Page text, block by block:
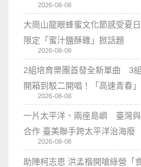
2026-08-08
大崗山龍眼蜂蜜文化節感受夏
限定「蜜汁鹽酥雞」掀話題
2026-08-08
2組培育樂團首發全新單曲 3
開箱到駁二開唱！「高速青春
2026-08-08
一片太平洋、兩座島嶼 臺灣
合作 臺美聯手跨太平洋治海廢
2026-08-08
助陣柯志恩 洪孟楷開嗆綠營「